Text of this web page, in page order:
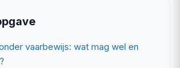
vaarbewijs: wat mag wel en